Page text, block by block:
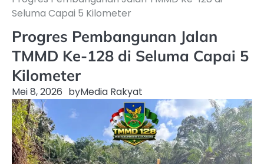
Seluma Capai 5 Kilometer
Progres Pembangunan Jalan
TMMD Ke-128 di Seluma Capai 5
Kilometer
Mei 8, 2026 byMedia Rakyat